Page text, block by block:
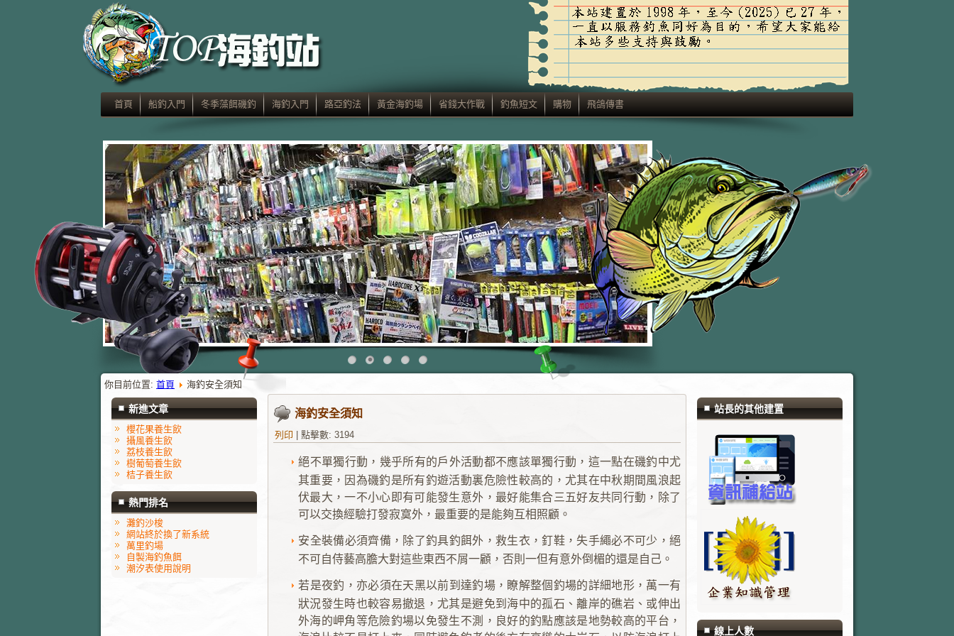
首頁 船釣入門 冬季藻餌磯釣 海釣入門 路亞釣法 黃金海釣場 省錢大作戰 釣魚短文 購物 飛鴿傳書
你目前位置: 首頁 海釣安全須知
新進文章
櫻花果養生飲
攝風養生飲
荔枝養生飲
樹葡萄養生飲
桔子養生飲
熱門排名
灘釣沙梭
網站終於換了新系統
萬里釣場
自製海釣魚餌
潮汐表使用說明
海釣安全須知
列印 點擊數: 3194
絕不單獨行動，幾乎所有的戶外活動都不應該單獨行動，這一點在磯釣中尤
其重要，因為磯釣是所有釣遊活動裏危險性較高的，尤其在中秋期間風浪起
伏最大，一不小心即有可能發生意外，最好能集合三五好友共同行動，除了
可以交換經驗打發寂寞外，最重要的是能夠互相照顧。
安全裝備必須齊備，除了釣具釣餌外，救生衣，釘鞋，失手繩必不可少，絕
不可自侍藝高膽大對這些東西不屑一顧，否則一但有意外倒楣的還是自己。
若是夜釣，亦必須在天黑以前到達釣場，瞭解整個釣場的詳細地形，萬一有
狀況發生時也較容易撤退，尤其是避免到海中的孤石、離岸的礁岩、或伸出
外海的岬角等危險釣場以免發生不測，良好的釣點應該是地勢較高的平台，
站長的其他建置
線上人數